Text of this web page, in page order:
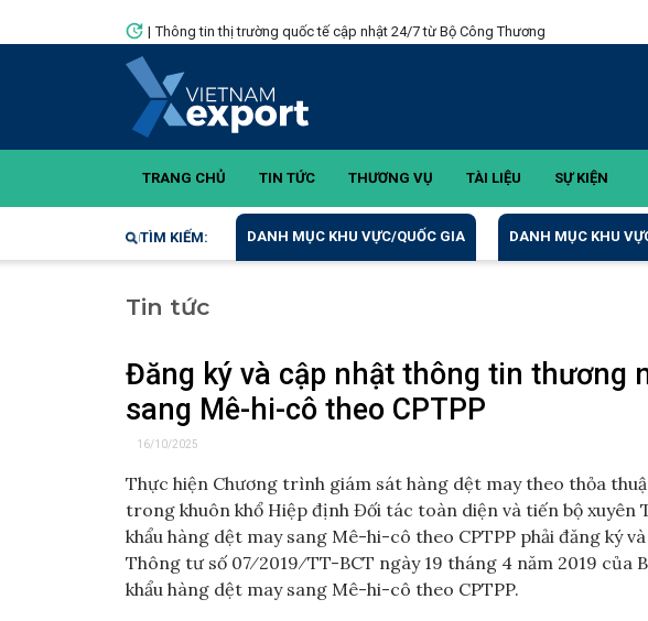
| Thông tin thị trường quốc tế cập nhật 24/7 từ Bộ Công Thương
TRANG CHỦ TIN TỨC THƯƠNG VỤ TÀI LIỆU SỰ KIỆN
TÌM KIẾM: DANH MỤC KHU VỰC/QUỐC GIA DANH MỤC KHU
Tin tức
Đăng ký và cập nhật thông tin thương
sang Mê-hi-cô theo CPTPP
16/10/2025
Thực hiện Chương trình giám sát hàng dệt may theo thỏa
trong khuôn khổ Hiệp định Đối tác toàn diện và tiến bộ xuyên
khẩu hàng dệt may sang Mê-hi-cô theo CPTPP phải đăng ký
Thông tư số 07⁄2019⁄TT-BCT ngày 19 tháng 4 năm 2019
khẩu hàng dệt may sang Mê-hi-cô theo CPTPP.